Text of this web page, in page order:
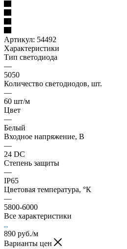
Артикул: 54492
Характеристики
Тип светодиода
—
5050
Количество светодиодов, шт.
—
60 шт/м
Цвет
—
Белый
Входное напряжение, В
—
24 DC
Степень защиты
—
IP65
Цветовая температура, °К
—
5800-6000
Все характеристики
890 руб./м
Варианты цен